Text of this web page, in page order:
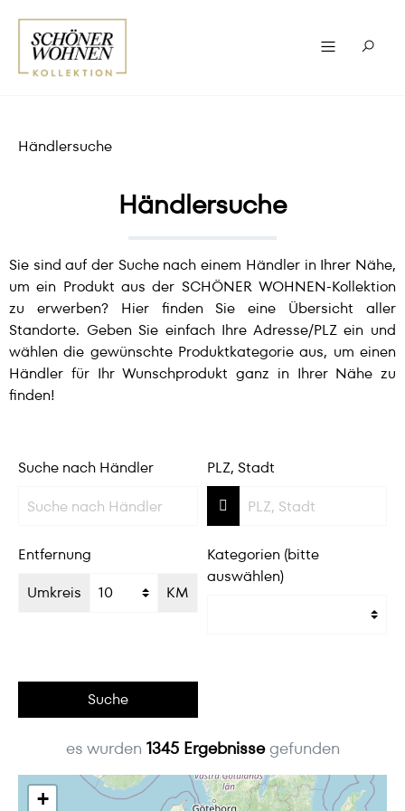
Händlersuche
Händlersuche
Sie sind auf der Suche nach einem Händler in Ihrer Nähe,
um ein Produkt aus der SCHÖNER WOHNEN-Kollektion
zu erwerben? Hier finden Sie eine Übersicht aller
Standorte. Geben Sie einfach Ihre Adresse/PLZ ein und
wählen die gewünschte Produktkategorie aus, um einen
Händler für Ihr Wunschprodukt ganz in Ihrer Nähe zu
finden!
Suche nach Händler PLZ, Stadt
Entfernung
Umkreis
KM
Kategorien (bitte
auswählen)
Suche
es wurden 1345 Ergebnissegefunden
+